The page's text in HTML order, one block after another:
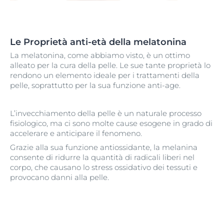
Le Proprietà anti-età della melatonina
La melatonina, come abbiamo visto, è un ottimo
alleato per la cura della pelle. Le sue tante proprietà lo
rendono un elemento ideale per i trattamenti della
pelle, soprattutto per la sua funzione anti-age.
L’invecchiamento della pelle è un naturale processo
fisiologico, ma ci sono molte cause esogene in grado di
accelerare e anticipare il fenomeno.
Grazie alla sua funzione antiossidante, la melanina
consente di ridurre la quantità di radicali liberi nel
corpo, che causano lo stress ossidativo dei tessuti e
provocano danni alla pelle.